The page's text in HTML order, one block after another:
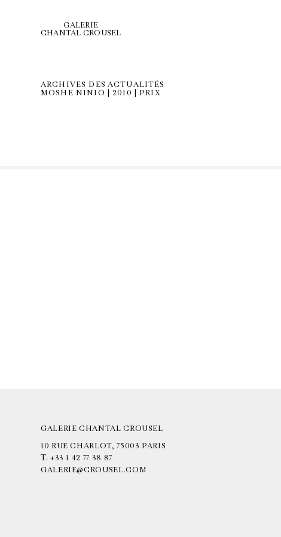
GALERIE
CHANTAL CROUSEL
ARCHIVES DES ACTUALITÉS
MOSHE NINIO | 2010 | PRIX
GALERIE CHANTAL CROUSEL
10 RUE CHARLOT, 75003 PARIS
T. +33 1 42 77 38 87
GALERIE@CROUSEL.COM